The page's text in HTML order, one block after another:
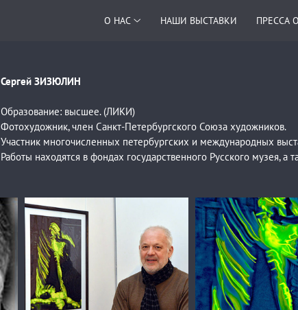
О НАС НАШИ ВЫСТАВКИ ПРЕССА
Сергей ЗИЗЮЛИН
Образование: высшее. (ЛИКИ)
Фотохудожник, член Санкт-Петербургского Союза художников.
Участник многочисленных петербургских и международных
Работы находятся в фондах государственного Русского музея,